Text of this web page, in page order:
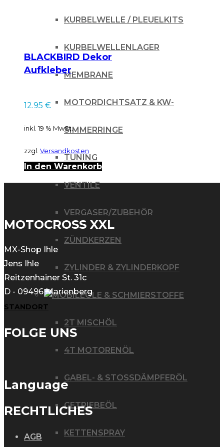
KURBELWELLE / PLEUELKITS
KURBELWELLENLAGER
MEMBRANE
MOTORDICHTSATZ & KW-
SIMMERRINGE
TUNING
VENTILE
VERGASER/ZUBEHÖR
ZÜNDKERZEN
ZYLINDER & ZYLINDERKOPF
ÖLE & SCHMIERSTOFFE
2T MISCHÖL
4T MOTORENÖL
GABEL- & STOSSDÄMPFERÖL
GETRIEBEÖL
KETTENSPRAY
BLACKBIRD Dekor
Aufkleber
99-02
12.95 €
inkl. 19 % MwSt.
zzgl. Versandkosten
In den Warenkorb
MOTOCROSS XXL
MX-Shop Ihle
Jens Ihle
Reitzenhainer St. 31c
D - 09496 Marienberg
STANDORT
FOLGE UNS
Language
RECHTLICHES
AGB